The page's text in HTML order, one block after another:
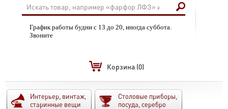
График работы будни с 13 до 20, иногда суббота.
Звоните
Корзина (0)
Интерьер, винтаж,
старинные вещи
Столовые приборы,
посуда, серебро